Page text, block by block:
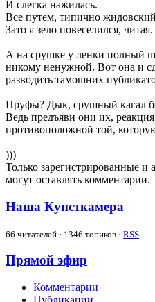
И слегка нажилась.
Все путем, типично
Зато я зело повеселился, читая.
А на срушке у ленки полный
никому ненужной. Вот она и
разводить тамошних
Пруфы? Дык, срушный кагал
Ведь предъяви они их,
противоположной той,
)))
Только зарегистрированные и
могут оставлять комментарии.
Наша Кунсткамера
66 читателей · 1346 топиков · RSS
Прямой эфир
Комментарии
Публикации